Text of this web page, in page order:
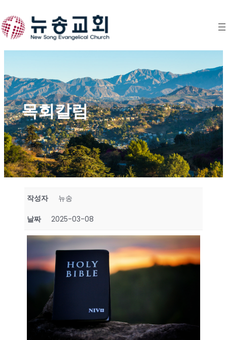
to
content
목회칼럼
작성자 뉴송
날짜 2025-03-08